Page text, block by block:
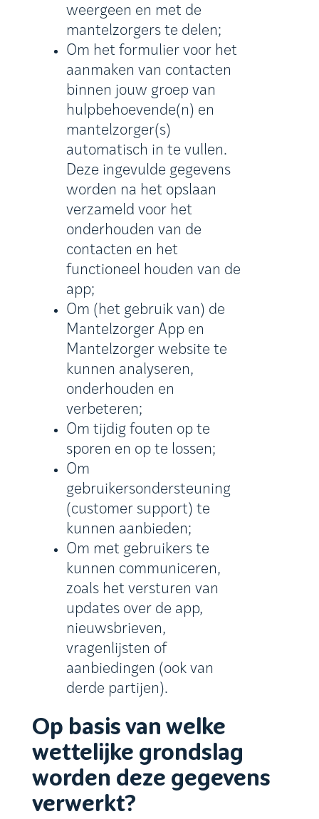
weergeen en met de
mantelzorgers te delen;
Om het formulier voor het
aanmaken van contacten
binnen jouw groep van
hulpbehoevende(n) en
mantelzorger(s)
automatisch in te vullen.
Deze ingevulde gegevens
worden na het opslaan
verzameld voor het
onderhouden van de
contacten en het
functioneel houden van de
app;
Om (het gebruik van) de
Mantelzorger App en
Mantelzorger website te
kunnen analyseren,
onderhouden en
verbeteren;
Om tijdig fouten op te
sporen en op te lossen;
Om
gebruikersondersteuning
(customer support) te
kunnen aanbieden;
Om met gebruikers te
kunnen communiceren,
zoals het versturen van
updates over de app,
nieuwsbrieven,
vragenlijsten of
aanbiedingen (ook van
derde partijen).
Op basis van welke
wettelijke grondslag
worden deze gegevens
verwerkt?